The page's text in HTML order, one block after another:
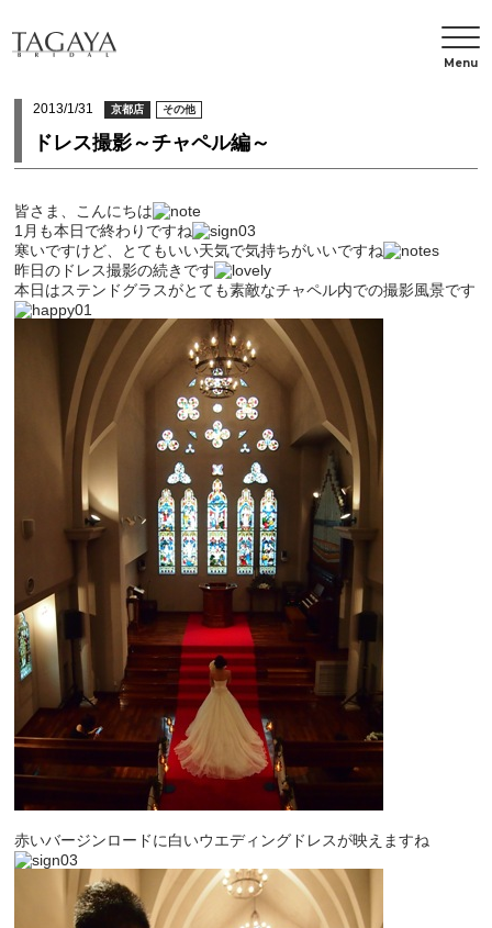
Menu
2013/1/31 京都店 その他
ドレス撮影～チャペル編～
皆さま、こんにちは
1月も本日で終わりですね
寒いですけど、とてもいい天気で気持ちがいいですね
昨日のドレス撮影の続きです
本日はステンドグラスがとても素敵なチャペル内での撮影風景です
赤いバージンロードに白いウエディングドレスが映えますね